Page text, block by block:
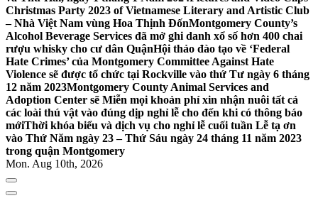
Christmas Party 2023 of Vietnamese Literary and Artistic Club
– Nhà Việt Nam vùng Hoa Thịnh ĐốnMontgomery County’s
Alcohol Beverage Services đã mở ghi danh xổ số hơn 400 chai
rượu whisky cho cư dân QuậnHội thảo đào tạo về ‘Federal
Hate Crimes’ của Montgomery Committee Against Hate
Violence sẽ được tổ chức tại Rockville vào thứ Tư ngày 6 tháng
12 năm 2023Montgomery County Animal Services and
Adoption Center sẽ Miễn mọi khoản phí xin nhận nuôi tất cả
các loài thú vật vào đúng dịp nghỉ lễ cho đến khi có thông báo
mớiThời khóa biểu và dịch vụ cho nghỉ lễ cuối tuần Lễ tạ ơn
vào Thứ Năm ngày 23 – Thứ Sáu ngày 24 tháng 11 năm 2023
trong quận Montgomery
Mon. Aug 10th, 2026